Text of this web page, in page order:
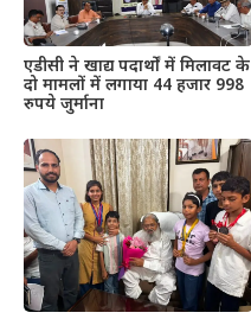
एडीसी ने खाद्य पदार्थों में मिलावट के
दो मामलों में लगाया 44 हजार 998
रुपये जुर्माना